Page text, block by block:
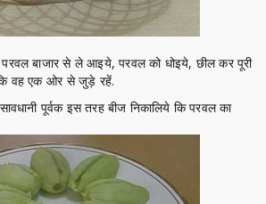
बाजार से ले आइये, परवल को धोइये, छील कर पूरी
वह एक ओर से जुड़े रहें.
पूर्वक इस तरह बीज निकालिये कि परवल का